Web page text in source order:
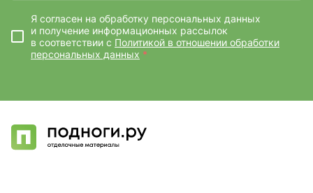
Я согласен на обработку персональных данных
и получение информационных рассылок
в соответствии с Политикой в отношении обработки
персональных данных *